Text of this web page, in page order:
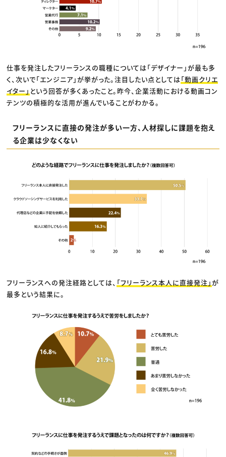
仕事を発注したフリーランスの職種については「デザイナー」が最も多
く、次いで「エンジニア」が挙がった。注目したい点としては「動画クリエ
イター」 という回答が多くあったこと。昨今、企業活動における動画コン
テンツの積極的な活用が進んでいることがわかる。
フリーランスに直接の発注が多い一方、人材探しに課題を抱え
る企業は少なくない
フリーランスへの発注経路としては、 「フリーランス本人に直接発注」が
最多という結果に。